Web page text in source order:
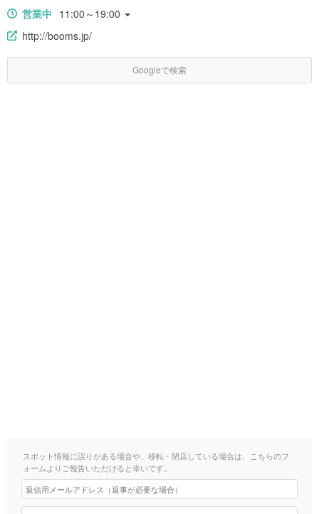
営業中 11:00～19:00
http://booms.jp/
Googleで検索
スポット情報に誤りがある場合や、移転・閉店している場合は、こちらのフ
ォームよりご報告いただけると幸いです。